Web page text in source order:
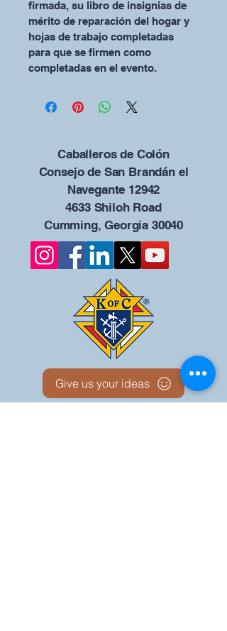
firmada, su libro de insignias de
mérito de reparación del hogar y
hojas de trabajo completadas
para que se firmen como
completadas en el evento.
Caballeros de Colón
Consejo de San Brandán el
Navegante 12942
4633 Shiloh Road
Cumming, Georgia 30040
Give us your ideas